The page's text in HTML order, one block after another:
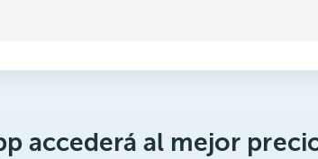
accederá al mejor